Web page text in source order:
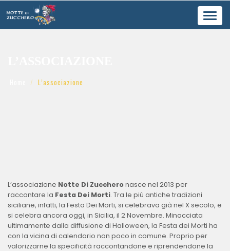
L’associazione
L’associazione Notte Di Zuccheronasce nel 2013 per
raccontare la Festa Dei Morti. Tra le più antiche tradizioni
siciliane, infatti, la Festa Dei Morti, si celebrava già nel X secolo, e
si celebra ancora oggi, in Sicilia, il 2 Novembre. Minacciata
ultimamente dalla diffusione di Halloween, la Festa dei Morti ha
con la vicina di calendario non poco in comune. Proprio per
valorizzarne la specificità raccontandone e riprendendone la